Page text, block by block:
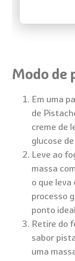
Modo de
Em uma
de
creme de
glucose
Leve ao
massa
o que leva
processo
ponto
Retire do
sabor
uma